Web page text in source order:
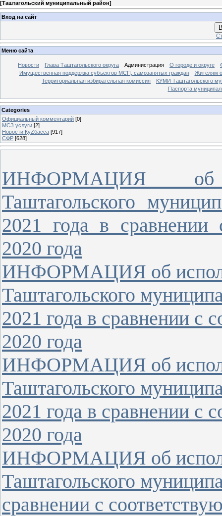
[Таштагольский муниципальный район]
Вход на сайт
Меню сайта
Новости Глава Таштагольского округа Администрация О городе и округе
Имущественная поддержка субъектов МСП, самозанятых граждан
Жителям
Территориальная избирательная комиссия
КУМИ Таштагольского
Паспорта
Categories
Официальный комментарий [0]
МСЗ услуги [2]
Новости КуZбасса [917]
СФР [628]
ИНФОРМАЦИЯ об
Таштагольского
2021 года в сравнении
2020 года
ИНФОРМАЦИЯ об
Таштагольского
2021 года в сравнении с
2020 года
ИНФОРМАЦИЯ об
Таштагольского
2021 года в сравнении с
2020 года
ИНФОРМАЦИЯ об
Таштагольского
сравнении с